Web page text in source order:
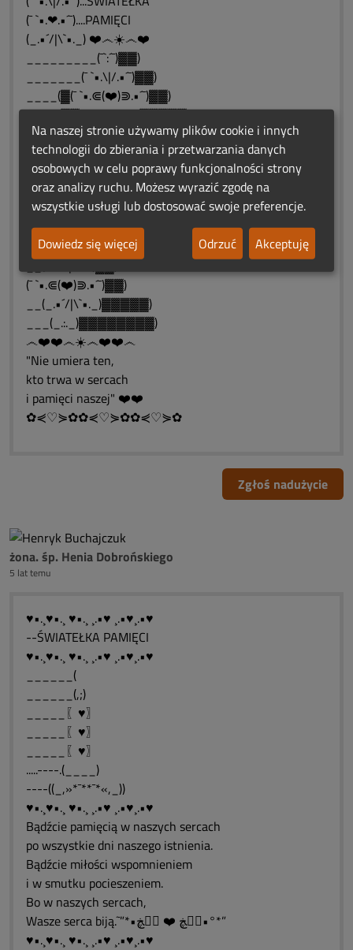
(¯ `•.❤.•´¯)....PAMIĘCI
(_.•´/|\`•._) ❤️෴☀️෴❤️
_________(¯`:´¯)▓▓)
_______(¯ `•.\|/.•´¯)▓▓)
____(▓(¯ `•.⋐(❤️)⋑.•´¯)▓▓)
____(▓▓(_.•´/|\`•._)▓▓▓▓▓)
____(▓▓▓▓(_.:._)▓▓▓▓▓▓▓▓)
_(▓▓▓▓▓_▌▌_▓▓(¯`:´¯)▓▓▓▓)
_(▓▓▓▓__▌▌_(¯ `•.\|/.•´¯)▓▓▓)
__(▓▓____▌(¯ `•.⋐(❤️)⋑.•´¯)▓)
___(▓▓___▌▌▓(_.•´/|\`•._)▓)
____(▓___▌▌▓▓ (_.:._)_▓)
__(¯ `•.\|/.•´¯)▓▓)
(¯ `•.⋐(❤️)⋑.•´¯)▓▓)
__(_.•´/|\`•._)▓▓▓▓▓)
___(_.:._)▓▓▓▓▓▓▓▓)
෴❤️❤️෴☀️෴❤️❤️෴
"Nie umiera ten,
kto trwa w sercach
i pamięci naszej" ❤️❤️
✿⋞♡⋟✿✿⋞♡⋟✿✿⋞♡⋟✿
Zgłoś nadużycie
żona. śp. Henia Dobrońskiego
5 lat temu
♥•.¸♥•.¸ ♥•.¸ ¸.•♥ ¸.•♥¸.•♥
--ŚWIATEŁKA PAMIĘCI
♥•.¸♥•.¸ ♥•.¸ ¸.•♥ ¸.•♥¸.•♥
______(
______(,;)
_____〖♥〗
_____〖♥〗
_____〖♥〗
.....----.(____)
----((_,»*¯**¯*«,_))
♥•.¸♥•.¸ ♥•.¸ ¸.•♥ ¸.•♥¸.•♥
Bądźcie pamięcią w naszych sercach
po wszystkie dni naszego istnienia.
Bądźcie miłości wspomnieniem
i w smutku pocieszeniem.
Bo w naszych sercach,
Wasze serca biją.˜”*•ڰۣڿ ❤️ ڰۣڿ•°*”
♥•.¸♥•.¸ ♥•.¸ ¸.•♥ ¸.•♥¸.•♥
Na naszej stronie używamy plików cookie i innych
technologii do zbierania i przetwarzania danych
osobowych w celu poprawy funkcjonalności strony
oraz analizy ruchu. Możesz wyrazić zgodę na
wszystkie usługi lub dostosować swoje preferencje.
Dowiedz się więcej
Odrzuć Akceptuję